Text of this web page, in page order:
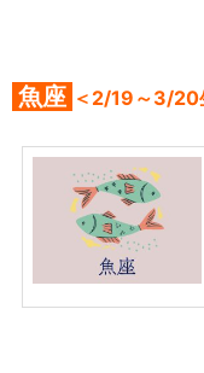
魚座 ＜2/19～3/20